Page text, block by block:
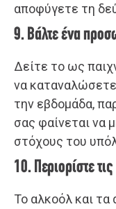
αποφύγετε τη
9. Βάλτε ένα
Δείτε το ως
να
την εβδομάδα,
σας φαίνεται να
στόχους του
10. Περιορίστε
Το αλκοόλ και τα